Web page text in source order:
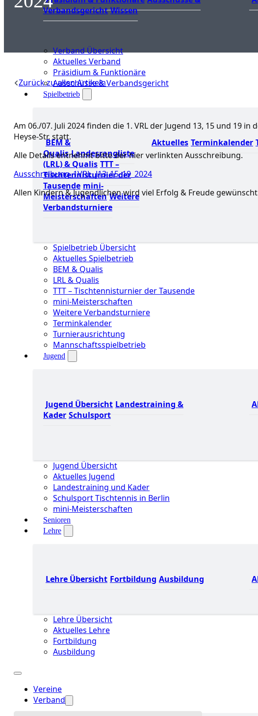
Verbandsgericht Wissen
Verband Übersicht
Aktuelles Verband
Präsidium & Funktionäre
Ausschüsse & Verbandsgericht
Spielbetrieb
BEM &
Qualis Landesrangliste
(LRL) & Qualis TTT –
Tischtennisturnier der
Tausende mini-
Meisterschaften Weitere
Verbandsturniere
Aktuelles Terminkalender
Spielbetrieb Übersicht
Aktuelles Spielbetrieb
BEM & Qualis
LRL & Qualis
TTT – Tischtennisturnier der Tausende
mini-Meisterschaften
Weitere Verbandsturniere
Terminkalender
Turnierausrichtung
Mannschaftsspielbetrieb
Jugend
Jugend Übersicht Landestraining &
Kader Schulsport
Jugend Übersicht
Aktuelles Jugend
Landestraining und Kader
Schulsport Tischtennis in Berlin
mini-Meisterschaften
Senioren
Lehre
Lehre Übersicht Fortbildung Ausbildung
Lehre Übersicht
Aktuelles Lehre
Fortbildung
Ausbildung
Vereine
Verband
Zurück zu allen Artikeln
Am 06./07. Juli 2024 finden die 1. VRL der Jugend 13, 15 und 19
Heyse-Str. statt.
Alle Details entnehmt bitte der hier verlinkten Ausschreibung.
Ausschreibung_1VRL_J13_15_19_2024
Allen Kindern & Jugendlichen wird viel Erfolg & Freude